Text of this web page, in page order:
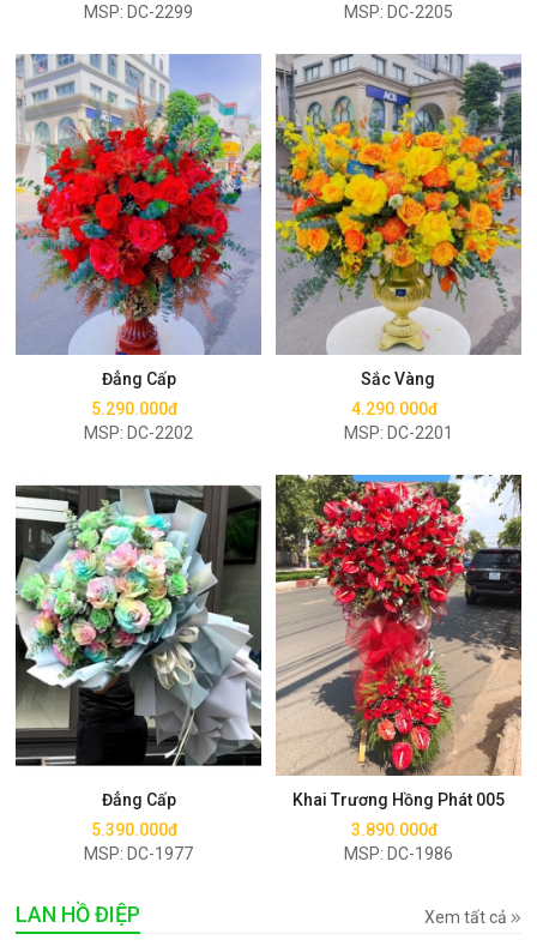
MSP: DC-2299 MSP: DC-2205
Đẳng Cấp
5.290.000đ
MSP: DC-2202
Mua ngay
Sắc Vàng
4.290.000đ
MSP: DC-2201
Mua ngay
Đẳng Cấp
5.390.000đ
MSP: DC-1977
Mua ngay
Khai Trương Hồng Phát 005
3.890.000đ
MSP: DC-1986
Mua ngay
LAN HỒ ĐIỆP Xem tất cả